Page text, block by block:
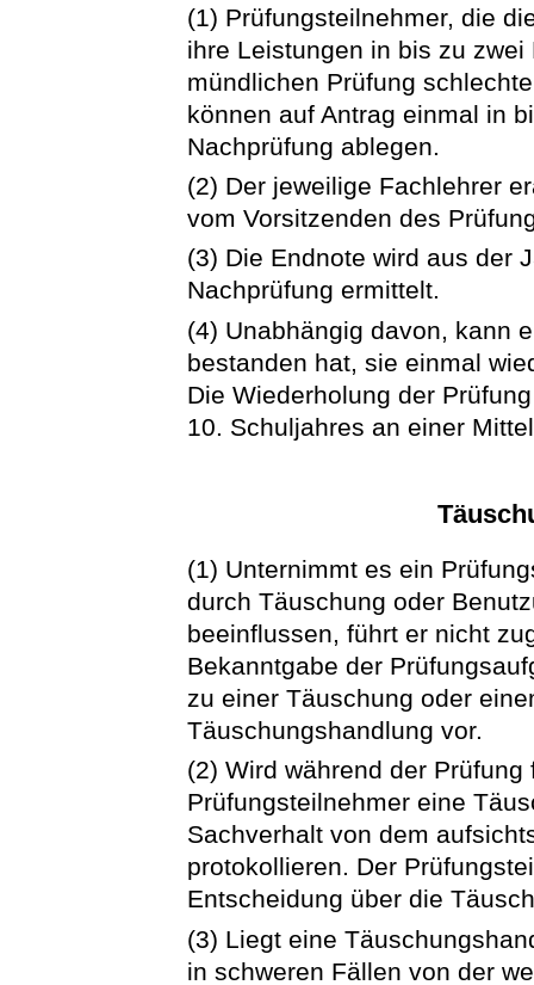
(1) Prüfungsteilnehmer, die
ihre Leistungen in bis zu
mündlichen Prüfung
können auf Antrag einmal in
Nachprüfung ablegen.
(2) Der jeweilige Fachlehrer
vom Vorsitzenden des
(3) Die Endnote wird aus der
Nachprüfung ermittelt.
(4) Unabhängig davon, kann
bestanden hat, sie einmal
Die Wiederholung der
10. Schuljahres an einer
(1) Unternimmt es ein
durch Täuschung oder
beeinflussen, führt er nicht
Bekanntgabe der
zu einer Täuschung oder
Täuschungshandlung vor.
(2) Wird während der
Prüfungsteilnehmer eine
Sachverhalt von dem
protokollieren. Der
Entscheidung über die
(3) Liegt eine
in schweren Fällen von der